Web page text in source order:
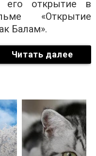
его открытие в
«Открытие
Балам».
Читать далее